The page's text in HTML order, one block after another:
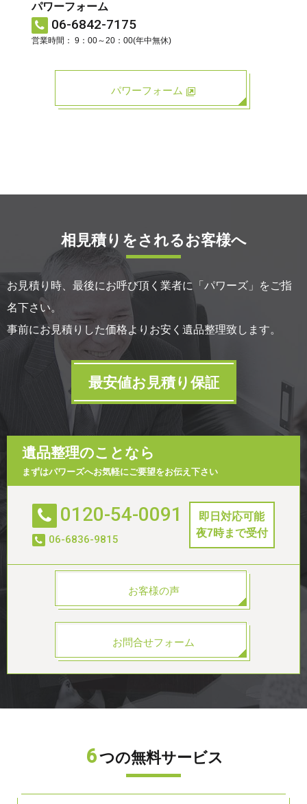
パワーフォーム
06-6842-7175
営業時間： 9：00～20：00(年中無休)
パワーフォーム
相見積りをされるお客様へ
お見積り時、最後にお呼び頂く業者に「パワーズ」をご指
名下さい。
事前にお見積りした価格よりお安く遺品整理致します。
最安値お見積り保証
遺品整理のことなら
まずはパワーズへお気軽にご要望をお伝え下さい
0120-54-0091
06-6836-9815
即日対応可能
夜7時まで受付
お客様の声
お問合せフォーム
6つの無料サービス